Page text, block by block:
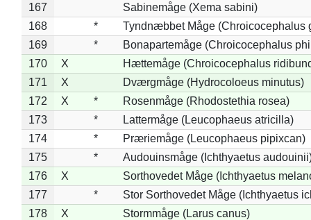
167
Sabinemåge (Xema sabini)
168
*
Tyndnæbbet Måge (Chroicocephalus
169
*
Bonapartemåge (Chroicocephalus
170
X
Hættemåge (Chroicocephalus
171
X
Dværgmåge (Hydrocoloeus minutus)
172
X *
Rosenmåge (Rhodostethia rosea)
173
*
Lattermåge (Leucophaeus atricilla)
174
*
Præriemåge (Leucophaeus pipixcan)
175
*
Audouinsmåge (Ichthyaetus
176
X
Sorthovedet Måge (Ichthyaetus
177
*
Stor Sorthovedet Måge (Ichthyaetus
178
X
Stormmåge (Larus canus)